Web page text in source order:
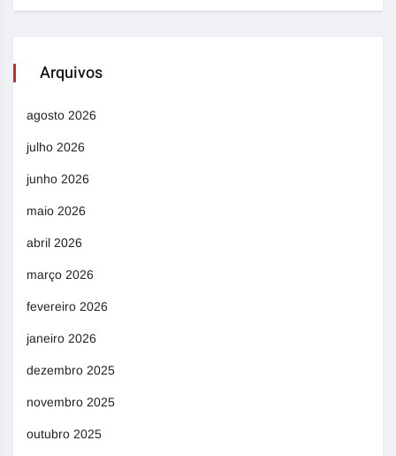
Arquivos
agosto 2026
julho 2026
junho 2026
maio 2026
abril 2026
março 2026
fevereiro 2026
janeiro 2026
dezembro 2025
novembro 2025
outubro 2025